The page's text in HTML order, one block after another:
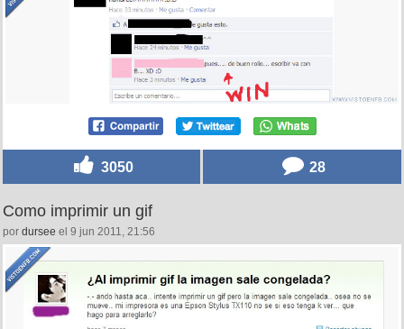
3050 28
Como imprimir un gif
por dursee el 9 jun 2011, 21:56